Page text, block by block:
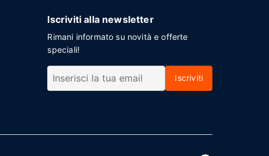
Iscriviti alla newsletter
Rimani informato su novità e offerte
speciali!
Iscriviti